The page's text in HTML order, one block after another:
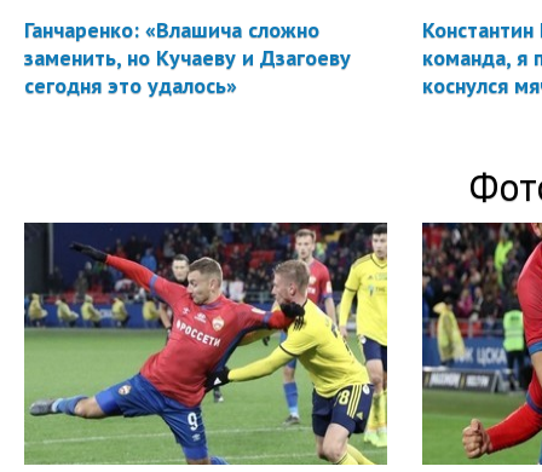
Ганчаренко: «Влашича сложно
заменить, но Кучаеву и Дзагоеву
сегодня это удалось»
Константин
команда, я
коснулся